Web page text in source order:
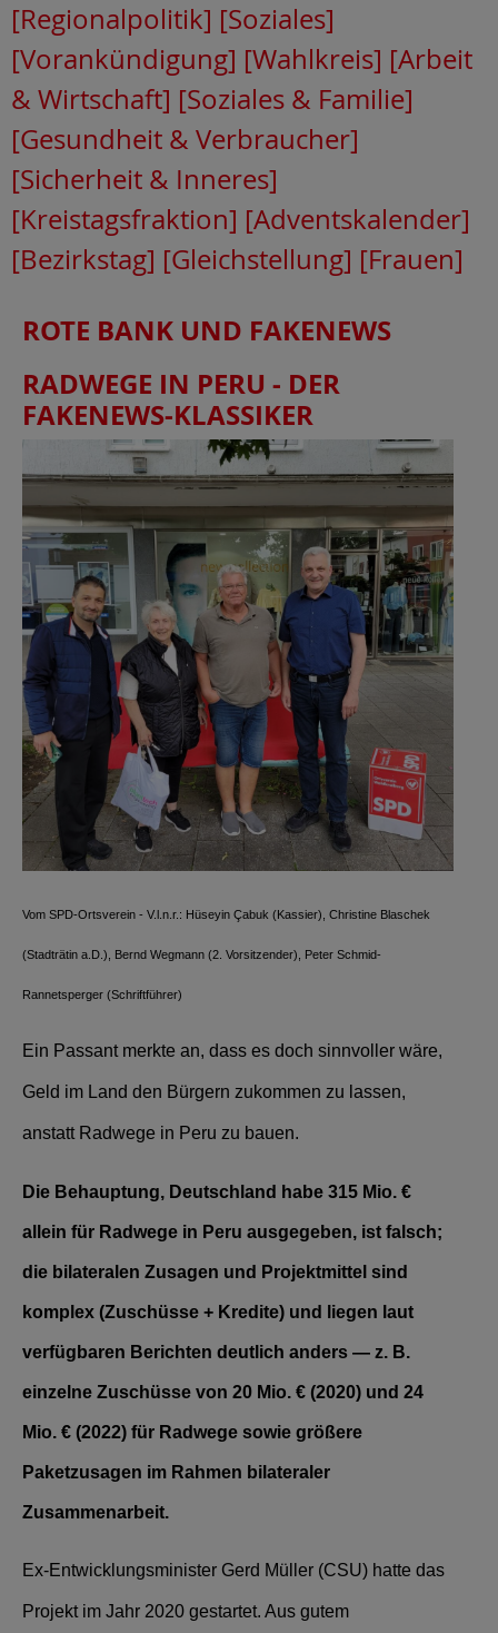
[Regionalpolitik] [Soziales]
[Vorankündigung] [Wahlkreis] [Arbeit
& Wirtschaft] [Soziales & Familie]
[Gesundheit & Verbraucher]
[Sicherheit & Inneres]
[Kreistagsfraktion] [Adventskalender]
[Bezirkstag] [Gleichstellung] [Frauen]
ROTE BANK UND FAKENEWS
RADWEGE IN PERU - DER
FAKENEWS-KLASSIKER
Vom SPD-Ortsverein - V.l.n.r.: Hüseyin Çabuk (Kassier), Christine Blaschek
(Stadträtin a.D.), Bernd Wegmann (2. Vorsitzender), Peter Schmid-
Rannetsperger (Schriftführer)
Ein Passant merkte an, dass es doch sinnvoller wäre,
Geld im Land den Bürgern zukommen zu lassen,
anstatt Radwege in Peru zu bauen.
Die Behauptung, Deutschland habe 315 Mio. €
allein für Radwege in Peru ausgegeben, ist falsch;
die bilateralen Zusagen und Projektmittel sind
komplex (Zuschüsse + Kredite) und liegen laut
verfügbaren Berichten deutlich anders — z. B.
einzelne Zuschüsse von 20 Mio. € (2020) und 24
Mio. € (2022) für Radwege sowie größere
Paketzusagen im Rahmen bilateraler
Zusammenarbeit.
Ex‑Entwicklungsminister Gerd Müller (CSU) hatte das
Projekt im Jahr 2020 gestartet. Aus gutem